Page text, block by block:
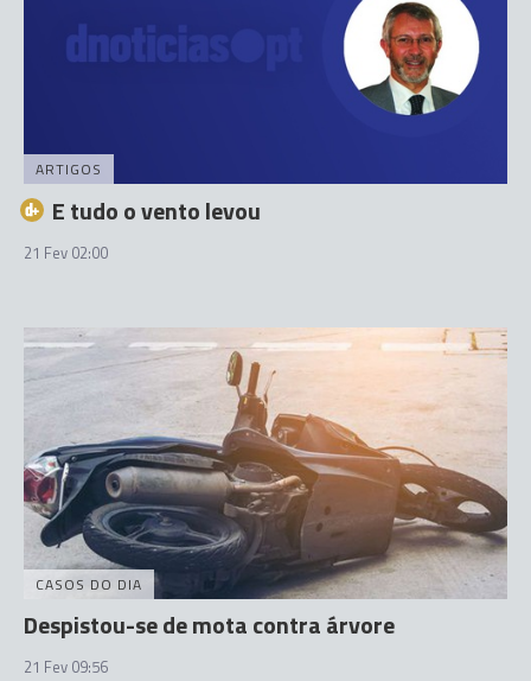
ARTIGOS
E tudo o vento levou
21 Fev 02:00
CASOS DO DIA
Despistou-se de mota contra árvore
21 Fev 09:56